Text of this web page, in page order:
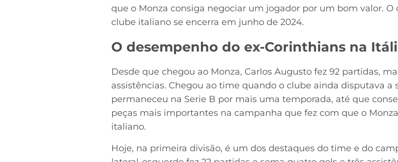
que o Monza consiga negociar um jogador por um bom valor.
clube italiano se encerra em junho de 2024.
O desempenho do ex-Corinthians na
Desde que chegou ao Monza, Carlos Augusto fez 92 partidas,
assistências. Chegou ao time quando o clube ainda disputava a
permaneceu na Serie B por mais uma temporada, até que
peças mais importantes na campanha que fez com que o
italiano.
Hoje, na primeira divisão, é um dos destaques do time e do